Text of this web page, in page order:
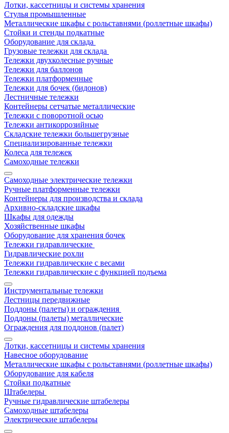
Лотки, кассетницы и системы хранения
Стулья промышленные
Металлические шкафы с рольставнями (роллетные шкафы)
Стойки и стенды подкатные
Оборудование для склада
Грузовые тележки для склада
Тележки двухколесные ручные
Тележки для баллонов
Тележки платформенные
Тележки для бочек (бидонов)
Лестничные тележки
Контейнеры сетчатые металлические
Тележки с поворотной осью
Тележки антикоррозийные
Складские тележки большегрузные
Специализированные тележки
Колеса для тележек
Самоходные тележки
Самоходные электрические тележки
Ручные платформенные тележки
Контейнеры для производства и склада
Архивно-складские шкафы
Шкафы для одежды
Хозяйственные шкафы
Оборудование для хранения бочек
Тележки гидравлические
Гидравлические рохли
Тележки гидравлические с весами
Тележки гидравлические с функцией подъема
Инструментальные тележки
Лестницы передвижные
Поддоны (палеты) и ограждения
Поддоны (палеты) металлические
Ограждения для поддонов (палет)
Лотки, кассетницы и системы хранения
Навесное оборудование
Металлические шкафы с рольставнями (роллетные шкафы)
Оборудование для кабеля
Стойки подкатные
Штабелеры
Ручные гидравлические штабелеры
Самоходные штабелеры
Электрические штабелеры